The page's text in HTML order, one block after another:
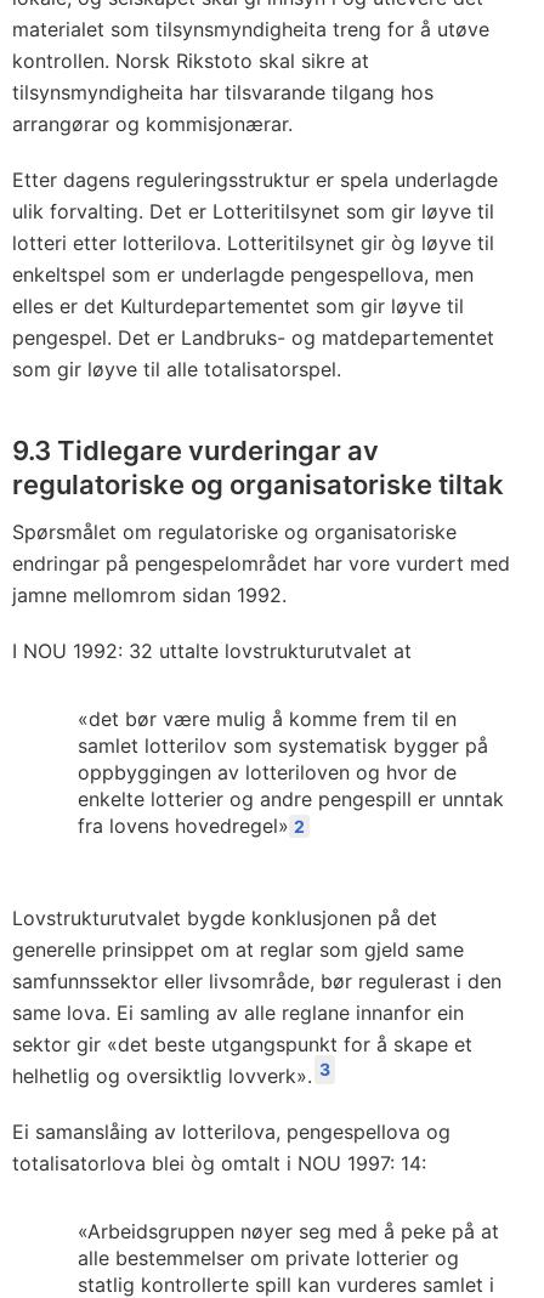
materialet som tilsynsmyndigheita treng for å utøve
kontrollen. Norsk Rikstoto skal sikre at
tilsynsmyndigheita har tilsvarande tilgang hos
arrangørar og kommisjonærar.
Etter dagens reguleringsstruktur er spela underlagde
ulik forvalting. Det er Lotteritilsynet som gir løyve til
lotteri etter lotterilova. Lotteritilsynet gir òg løyve til
enkeltspel som er underlagde pengespellova, men
elles er det Kulturdepartementet som gir løyve til
pengespel. Det er Landbruks- og matdepartementet
som gir løyve til alle totalisatorspel.
9.3 Tidlegare vurderingar av
regulatoriske og organisatoriske tiltak
Spørsmålet om regulatoriske og organisatoriske
endringar på pengespelområdet har vore vurdert med
jamne mellomrom sidan 1992.
I NOU 1992: 32 uttalte lovstrukturutvalet at
«det bør være mulig å komme frem til en
samlet lotterilov som systematisk bygger på
oppbyggingen av lotteriloven og hvor de
enkelte lotterier og andre pengespill er unntak
fra lovens hovedregel» 2
Lovstrukturutvalet bygde konklusjonen på det
generelle prinsippet om at reglar som gjeld same
samfunnssektor eller livsområde, bør regulerast i den
same lova. Ei samling av alle reglane innanfor ein
sektor gir «det beste utgangspunkt for å skape et
helhetlig og oversiktlig lovverk». 3
Ei samanslåing av lotterilova, pengespellova og
totalisatorlova blei òg omtalt i NOU 1997: 14:
«Arbeidsgruppen nøyer seg med å peke på at
alle bestemmelser om private lotterier og
statlig kontrollerte spill kan vurderes samlet i